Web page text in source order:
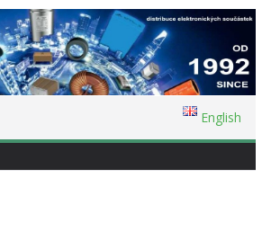
English